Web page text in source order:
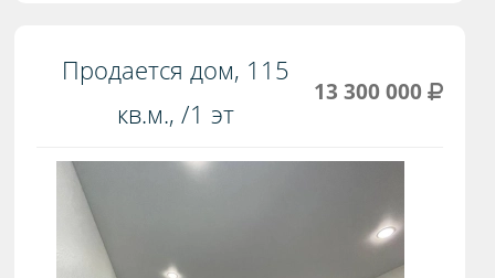
Продается дом, 115
кв.м., /1 эт
13 300 000